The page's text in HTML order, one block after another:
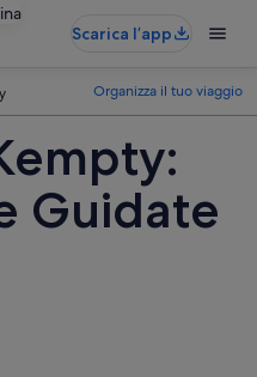
Scarica l’app
Organizza il tuo viaggio
Guidate